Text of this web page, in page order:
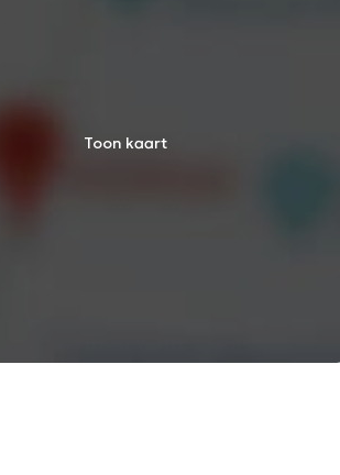
Toon kaart